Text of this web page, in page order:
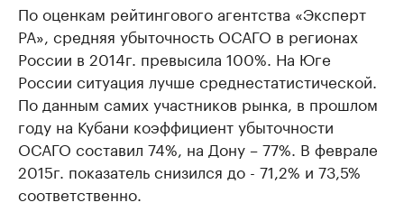
По оценкам рейтингового агентства «Эксперт
РА», средняя убыточность ОСАГО в регионах
России в 2014г. превысила 100%. На Юге
России ситуация лучше среднестатистической.
По данным самих участников рынка, в прошлом
году на Кубани коэффициент убыточности
ОСАГО составил 74%, на Дону – 77%. В феврале
2015г. показатель снизился до - 71,2% и 73,5%
соответственно.